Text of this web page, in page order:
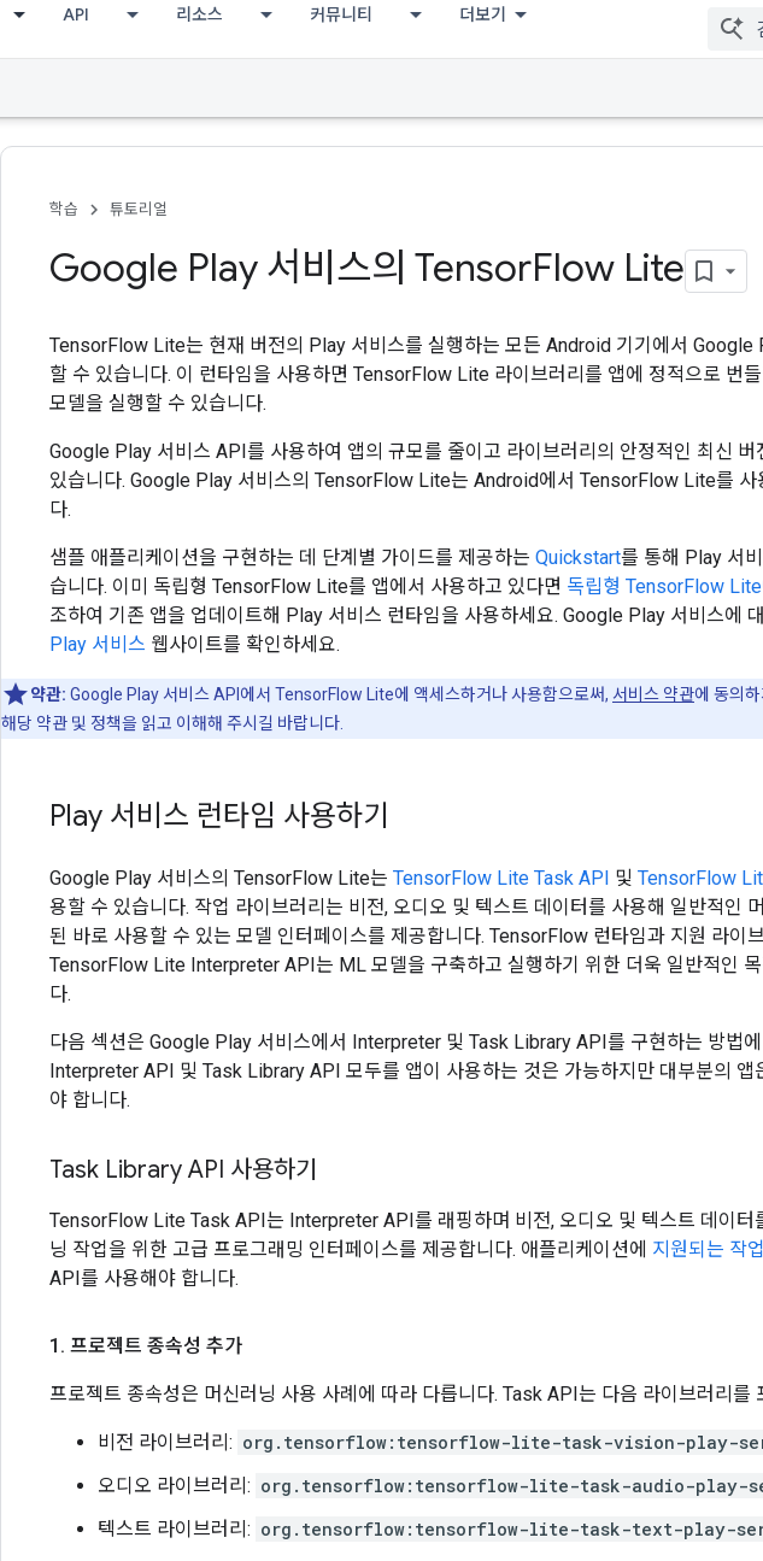
API 리소스 커뮤니티 더보기
학습 튜토리얼
Google Play 서비스의 TensorFlow Lite
TensorFlow Lite는 현재 버전의 Play 서비스를 실행하는 모든 Android 기기에서 Google
할 수 있습니다. 이 런타임을 사용하면 TensorFlow Lite 라이브러리를 앱에 정적으로 번
모델을 실행할 수 있습니다.
Google Play 서비스 API를 사용하여 앱의 규모를 줄이고 라이브러리의 안정적인 최신 버
있습니다. Google Play 서비스의 TensorFlow Lite는 Android에서 TensorFlow Lite를 사
다.
샘플 애플리케이션을 구현하는 데 단계별 가이드를 제공하는 Quickstart를 통해 Play 서
습니다. 이미 독립형 TensorFlow Lite를 앱에서 사용하고 있다면 독립형 TensorFlow
조하여 기존 앱을 업데이트해 Play 서비스 런타임을 사용하세요. Google Play 서비스에
Play 서비스 웹사이트를 확인하세요.
약관: Google Play 서비스 API에서 TensorFlow Lite에 액세스하거나 사용함으로써, 서비스 약관에 동의
해당 약관 및 정책을 읽고 이해해 주시길 바랍니다.
Play 서비스 런타임 사용하기
Google Play 서비스의 TensorFlow Lite는 TensorFlow Lite Task API 및 TensorFlow
용할 수 있습니다. 작업 라이브러리는 비전, 오디오 및 텍스트 데이터를 사용해 일반적인
된 바로 사용할 수 있는 모델 인터페이스를 제공합니다. TensorFlow 런타임과 지원 라이
TensorFlow Lite Interpreter API는 ML 모델을 구축하고 실행하기 위한 더욱 일반적인 목
다.
다음 섹션은 Google Play 서비스에서 Interpreter 및 Task Library API를 구현하는 방법
Interpreter API 및 Task Library API 모두를 앱이 사용하는 것은 가능하지만 대부분의 앱
야 합니다.
Task Library API 사용하기
TensorFlow Lite Task API는 Interpreter API를 래핑하며 비전, 오디오 및 텍스트 데이터
닝 작업을 위한 고급 프로그래밍 인터페이스를 제공합니다. 애플리케이션에 지원되는 작업
API를 사용해야 합니다.
1 . 프로젝트 종속성 추가
프로젝트 종속성은 머신러닝 사용 사례에 따라 다릅니다. Task API는 다음 라이브러리를
비전 라이브러리: org.tensorflow:tensorflow-lite-task-vision-play-
오디오 라이브러리: org.tensorflow:tensorflow-lite-task-audio-play-
텍스트 라이브러리: org.tensorflow:tensorflow-lite-task-text-play-